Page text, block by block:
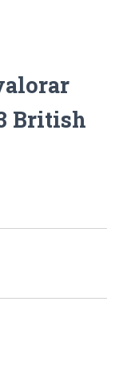
British